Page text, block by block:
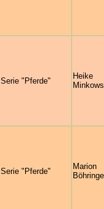
Serie "Pferde"
Heike
Serie "Pferde"
Marion